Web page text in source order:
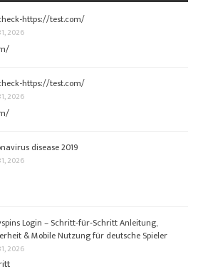
https://test.com/
2026
https://test.com/
2026
disease 2019
2026
Login – Schritt‑für‑Schritt Anleitung,
& Mobile Nutzung für deutsche Spieler
2026